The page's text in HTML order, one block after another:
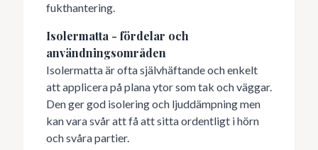
fukthantering.
Isolermatta - fördelar och
användningsområden
Isolermatta är ofta självhäftande och enkelt
att applicera på plana ytor som tak och väggar.
Den ger god isolering och ljuddämpning men
kan vara svår att få att sitta ordentligt i hörn
och svåra partier.